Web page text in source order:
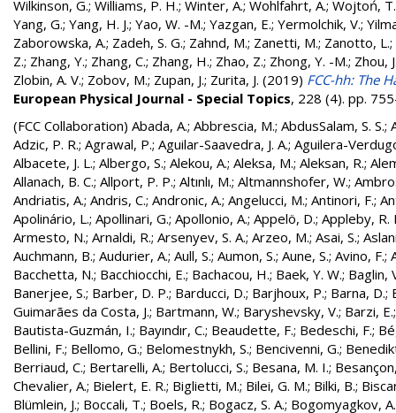
Wilkinson, G.; Williams, P. H.; Winter, A.; Wohlfahrt, A.; Wojtoń, T.
Yang, G.; Yang, H. J.; Yao, W. -M.; Yazgan, E.; Yermolchik, V.;
Zaborowska, A.; Zadeh, S. G.; Zahnd, M.; Zanetti, M.; Zanotto, L.;
Z.; Zhang, Y.; Zhang, C.; Zhang, H.; Zhao, Z.; Zhong, Y. -M.; Zhou,
Zlobin, A. V.; Zobov, M.; Zupan, J.; Zurita, J. (2019) FCC-hh: The
European Physical Journal - Special Topics, 228 (4). pp.
(FCC Collaboration) Abada, A.; Abbrescia, M.; AbdusSalam, S. S.;
Adzic, P. R.; Agrawal, P.; Aguilar-Saavedra, J. A.; Aguilera-
Albacete, J. L.; Albergo, S.; Alekou, A.; Aleksa, M.; Aleksan, R.;
Allanach, B. C.; Allport, P. P.; Altınlı, M.; Altmannshofer, W.;
Andriatis, A.; Andris, C.; Andronic, A.; Angelucci, M.; Antinori, F.;
Apolinário, L.; Apollinari, G.; Apollonio, A.; Appelö, D.; Appleby, R.
Armesto, N.; Arnaldi, R.; Arsenyev, S. A.; Arzeo, M.; Asai, S.;
Auchmann, B.; Audurier, A.; Aull, S.; Aumon, S.; Aune, S.; Avino, F.;
Bacchetta, N.; Bacchiocchi, E.; Bachacou, H.; Baek, Y. W.; Baglin,
Banerjee, S.; Barber, D. P.; Barducci, D.; Barjhoux, P.; Barna, D.;
Guimarães da Costa, J.; Bartmann, W.; Baryshevsky, V.; Barzi, E.
Bautista-Guzmán, I.; Bayındır, C.; Beaudette, F.; Bedeschi, F.;
Bellini, F.; Bellomo, G.; Belomestnykh, S.; Bencivenni, G.;
Berriaud, C.; Bertarelli, A.; Bertolucci, S.; Besana, M. I.;
Chevalier, A.; Bielert, E. R.; Biglietti, M.; Bilei, G. M.; Bilki, B.;
Blümlein, J.; Boccali, T.; Boels, R.; Bogacz, S. A.; Bogomyagkov, A.